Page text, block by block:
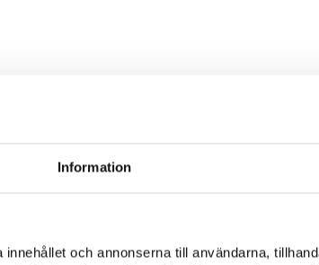
Information
och annonserna till användarna,